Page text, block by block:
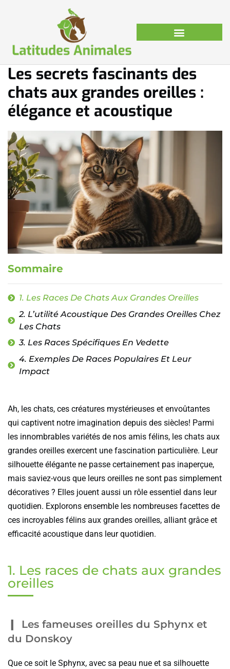
Les secrets fascinants des
chats aux grandes oreilles :
élégance et acoustique
Sommaire
1. Les Races De Chats Aux Grandes Oreilles
2. L’utilité Acoustique Des Grandes Oreilles Chez
Les Chats
3. Les Races Spécifiques En Vedette
4. Exemples De Races Populaires Et Leur
Impact
Ah, les chats, ces créatures mystérieuses et envoûtantes
qui captivent notre imagination depuis des siècles! Parmi
les innombrables variétés de nos amis félins, les chats aux
grandes oreilles exercent une fascination particulière. Leur
silhouette élégante ne passe certainement pas inaperçue,
mais saviez-vous que leurs oreilles ne sont pas simplement
décoratives ? Elles jouent aussi un rôle essentiel dans leur
quotidien. Explorons ensemble les nombreuses facettes de
ces incroyables félins aux grandes oreilles, alliant grâce et
efficacité acoustique dans leur quotidien.
1. Les races de chats aux grandes
oreilles
Les fameuses oreilles du Sphynx et
du Donskoy
Que ce soit le Sphynx, avec sa peau nue et sa silhouette